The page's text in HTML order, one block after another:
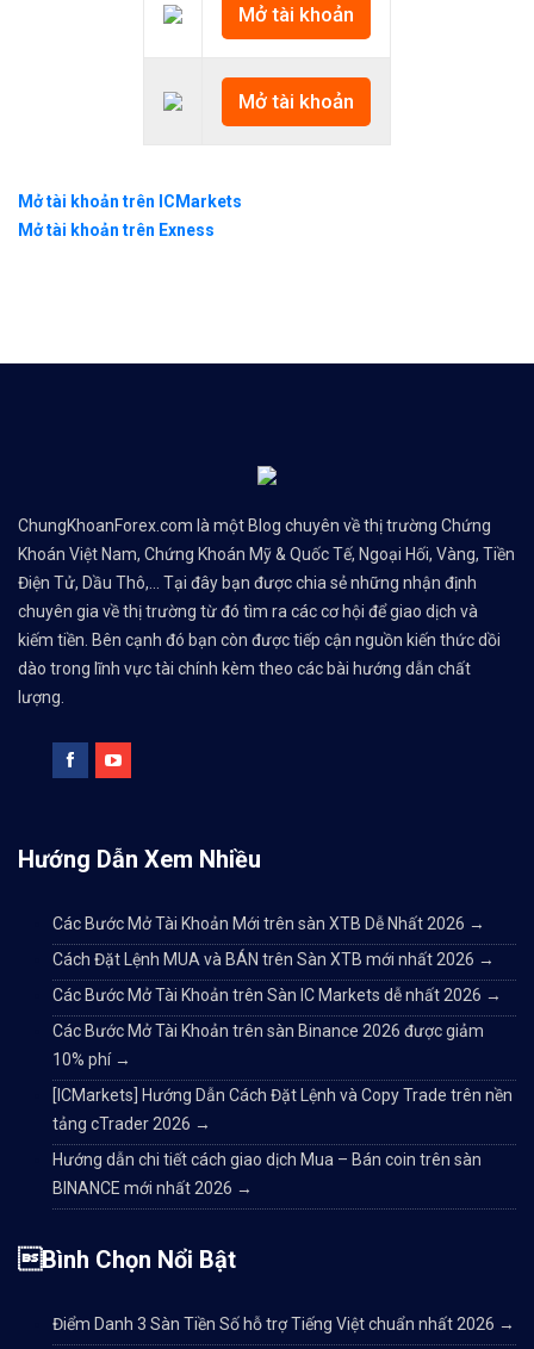
Mở tài khoản
Mở tài khoản
Mở tài khoản trên ICMarkets
Mở tài khoản trên Exness
ChungKhoanForex.com là một Blog chuyên về thị trường Chứng
Khoán Việt Nam, Chứng Khoán Mỹ & Quốc Tế, Ngoại Hối, Vàng, Tiền
Điện Tử, Dầu Thô,... Tại đây bạn được chia sẻ những nhận định
chuyên gia về thị trường từ đó tìm ra các cơ hội để giao dịch và
kiếm tiền. Bên cạnh đó bạn còn được tiếp cận nguồn kiến thức dồi
dào trong lĩnh vực tài chính kèm theo các bài hướng dẫn chất
lượng.
Hướng Dẫn Xem Nhiều
Các Bước Mở Tài Khoản Mới trên sàn XTB Dễ Nhất 2026 →
Cách Đặt Lệnh MUA và BÁN trên Sàn XTB mới nhất 2026 →
Các Bước Mở Tài Khoản trên Sàn IC Markets dễ nhất 2026 →
Các Bước Mở Tài Khoản trên sàn Binance 2026 được giảm
10% phí →
[ICMarkets] Hướng Dẫn Cách Đặt Lệnh và Copy Trade trên nền
tảng cTrader 2026 →
Hướng dẫn chi tiết cách giao dịch Mua – Bán coin trên sàn
BINANCE mới nhất 2026 →
Bình Chọn Nổi Bật
Điểm Danh 3 Sàn Tiền Số hỗ trợ Tiếng Việt chuẩn nhất 2026 →